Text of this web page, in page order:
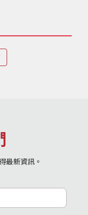
最新資訊。